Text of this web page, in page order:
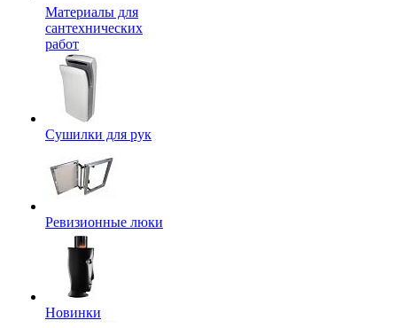
Материалы для
сантехнических
работ
Сушилки для рук
Ревизионные люки
Новинки